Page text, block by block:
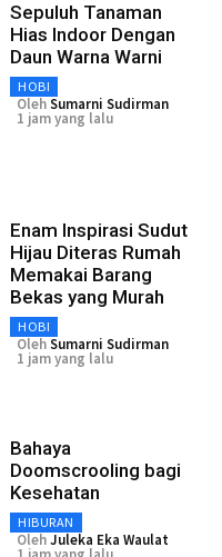
Sepuluh Tanaman
Hias Indoor Dengan
Daun Warna Warni
HOBI
OlehSumarni Sudirman
1 jam yang lalu
Enam Inspirasi Sudut
Hijau Diteras Rumah
Memakai Barang
Bekas yang Murah
HOBI
OlehSumarni Sudirman
1 jam yang lalu
Bahaya
Doomscrooling bagi
Kesehatan
HIBURAN
OlehJuleka Eka Waulat